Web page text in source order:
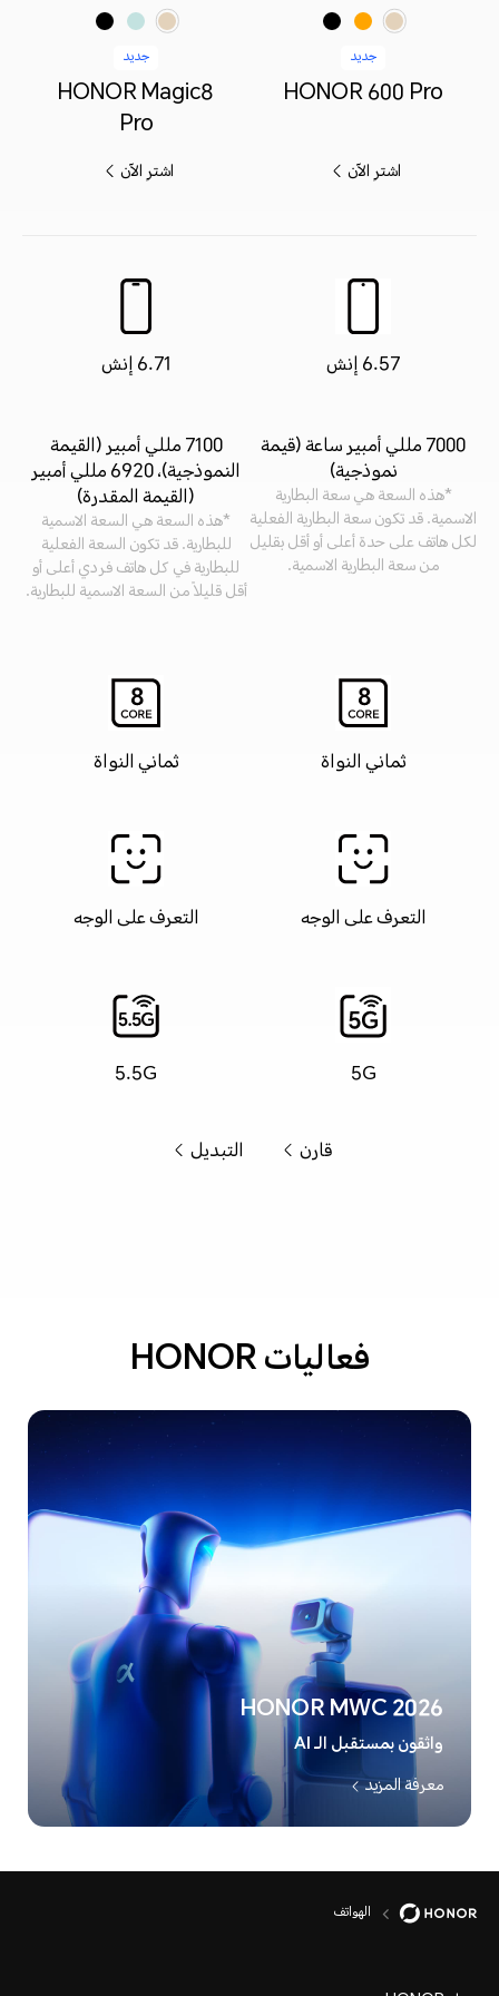
جديد
HONOR 600 Pro
اشترِ الآن
6.57 إنش
7000 مللي أمبير ساعة (قيمة
نموذجية)
*هذه السعة هي سعة البطارية
الاسمية. قد تكون سعة البطارية الفعلية
لكل هاتف على حدة أعلى أو أقل بقليل
من سعة البطارية الاسمية.
ثماني النواة
التعرف على الوجه
5G
جديد
HONOR Magic8
Pro
اشترِ الآن
6.71 إنش
7100 مللي أمبير (القيمة
النموذجية)، 6920 مللي أمبير
(القيمة المقدرة)
*هذه السعة هي السعة الاسمية
للبطارية. قد تكون السعة الفعلية
للبطارية في كل هاتف فردي أعلى أو
أقل قليلاً من السعة الاسمية للبطارية.
ثماني النواة
التعرف على الوجه
5.5G
قارن التبديل
فعاليات HONOR
HONOR MWC 2026
واثقون بمستقبل الـ AI
معرفة المزيد
الهواتف